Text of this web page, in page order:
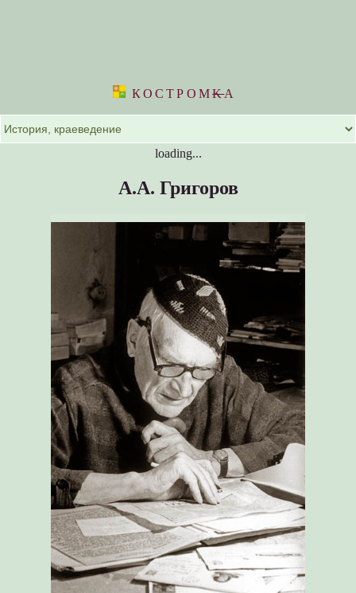
КОСТРОМKА
loading...
А.А. Григоров